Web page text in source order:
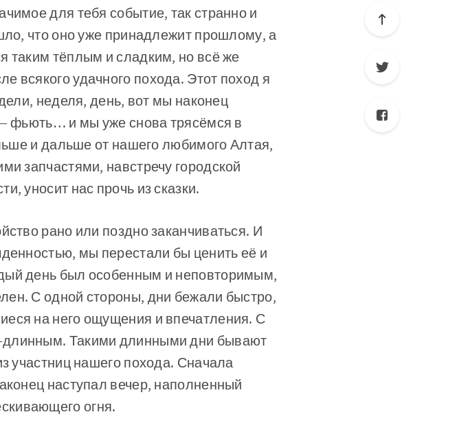
для тебя событие, так странно и
что оно уже принадлежит прошлому, а
таким тёплым и сладким, но всё же
всякого удачного похода. Этот поход я
неделя, день, вот мы наконец
фьють… и мы уже снова трясёмся в
и дальше от нашего любимого Алтая,
запчастями, навстречу городской
уносит нас прочь из сказки.
рано или поздно заканчиваться. И
мы перестали бы ценить её и
день был особенным и неповторимым,
С одной стороны, дни бежали быстро,
на него ощущения и впечатления. С
Такими длинными дни бывают
участниц нашего похода. Сначала
наступал вечер, наполненный
огня.